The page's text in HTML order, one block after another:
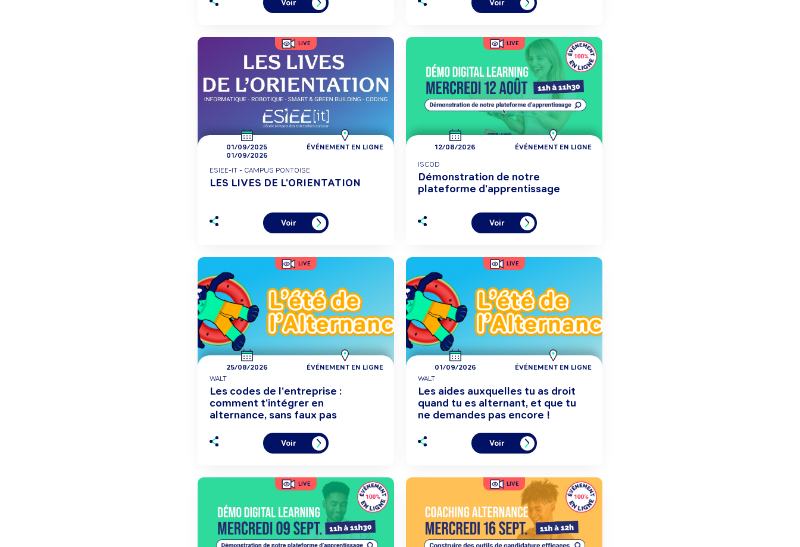
Voir Voir
LIVE
01/09/2025
01/09/2026
ÉVÉNEMENT EN LIGNE
ESIEE-IT - CAMPUS PONTOISE
LES LIVES DE L'ORIENTATION
Voir
LIVE
12/08/2026 ÉVÉNEMENT EN LIGNE
ISCOD
Démonstration de notre
plateforme d'apprentissage
Voir
LIVE
25/08/2026
ÉVÉNEMENT EN LIGNE
WALT
Les codes de l'entreprise :
comment t'intégrer en
alternance, sans faux pas
Voir
LIVE
01/09/2026
ÉVÉNEMENT EN LIGNE
WALT
Les aides auxquelles tu as droit
quand tu es alternant, et que tu
ne demandes pas encore !
Voir
LIVE LIVE